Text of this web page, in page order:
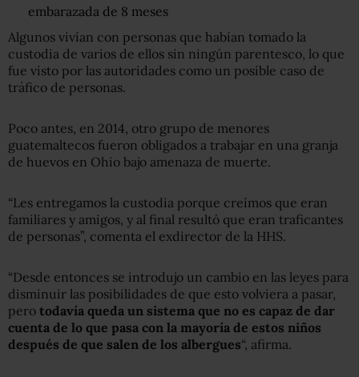
embarazada de 8 meses
Algunos vivían con personas que habían tomado la
custodia de varios de ellos sin ningún parentesco, lo que
fue visto por las autoridades como un posible caso de
tráfico de personas.
Poco antes, en 2014, otro grupo de menores
guatemaltecos fueron obligados a trabajar en una granja
de huevos en Ohio bajo amenaza de muerte.
“Les entregamos la custodia porque creímos que eran
familiares y amigos, y al final resultó que eran traficantes
de personas”, comenta el exdirector de la HHS.
“Desde entonces se introdujo un cambio en las leyes para
disminuir las posibilidades de que esto volviera a pasar,
pero todavía queda un sistema que no es capaz de dar
cuenta de lo que pasa con la mayoría de estos niños
después de que salen de los albergues“, afirma.